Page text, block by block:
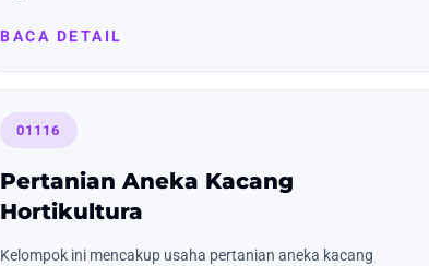
BACA DETAIL
01116
Pertanian Aneka Kacang
Hortikultura
Kelompok ini mencakup usaha pertanian aneka kacang